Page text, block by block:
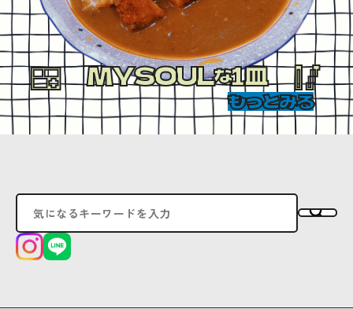
MYSOULな1皿
もっとみる